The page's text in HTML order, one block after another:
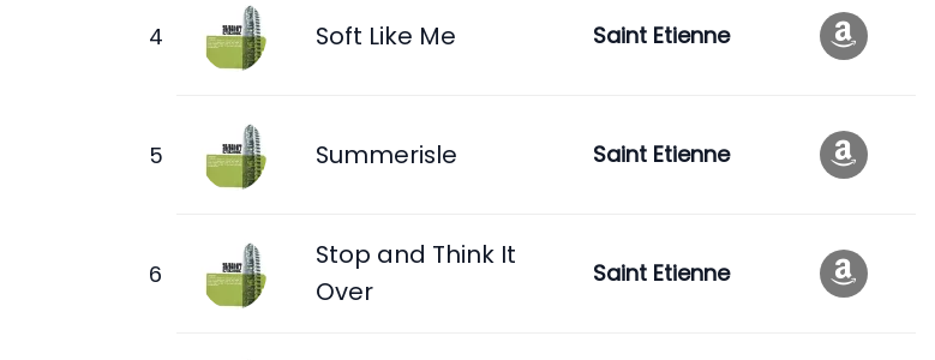
Soft Like Me Saint Etienne
Summerisle Saint Etienne
Stop and Think It
Over
Saint Etienne